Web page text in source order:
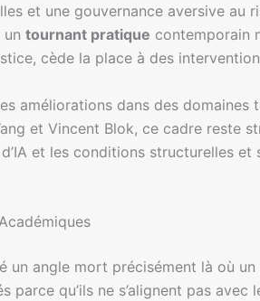
et une gouvernance aversive au
tournant pratique contemporain
cède la place à des
améliorations dans des domaines
et Vincent Blok, ce cadre reste
et les conditions structurelles
un angle mort précisément là où
qu’ils ne s’alignent pas